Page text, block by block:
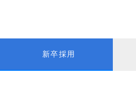
新卒採用